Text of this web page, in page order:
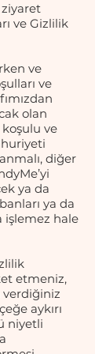
ve Gizlilik
ve
ve
olan
ve
diğer
ya da
ya da
işlemez hale
etmeniz,
verdiğiniz
aykırı
niyetli